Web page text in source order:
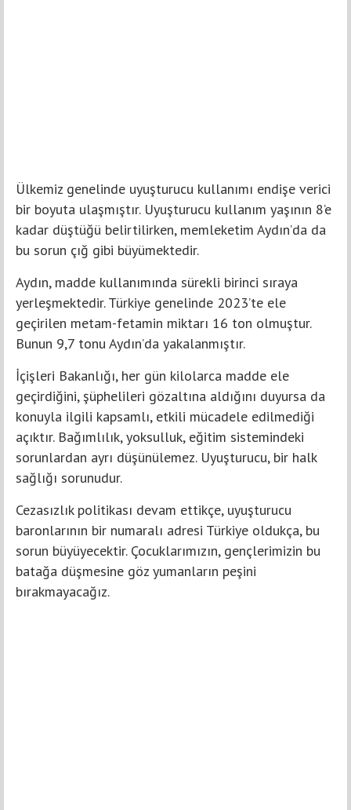
Ülkemiz genelinde uyuşturucu kullanımı endişe verici
bir boyuta ulaşmıştır. Uyuşturucu kullanım yaşının 8’e
kadar düştüğü belirtilirken, memleketim Aydın’da da
bu sorun çığ gibi büyümektedir.
Aydın, madde kullanımında sürekli birinci sıraya
yerleşmektedir. Türkiye genelinde 2023’te ele
geçirilen metam-fetamin miktarı 16 ton olmuştur.
Bunun 9,7 tonu Aydın’da yakalanmıştır.
İçişleri Bakanlığı, her gün kilolarca madde ele
geçirdiğini, şüphelileri gözaltına aldığını duyursa da
konuyla ilgili kapsamlı, etkili mücadele edilmediği
açıktır. Bağımlılık, yoksulluk, eğitim sistemindeki
sorunlardan ayrı düşünülemez. Uyuşturucu, bir halk
sağlığı sorunudur.
Cezasızlık politikası devam ettikçe, uyuşturucu
baronlarının bir numaralı adresi Türkiye oldukça, bu
sorun büyüyecektir. Çocuklarımızın, gençlerimizin bu
batağa düşmesine göz yumanların peşini
bırakmayacağız.